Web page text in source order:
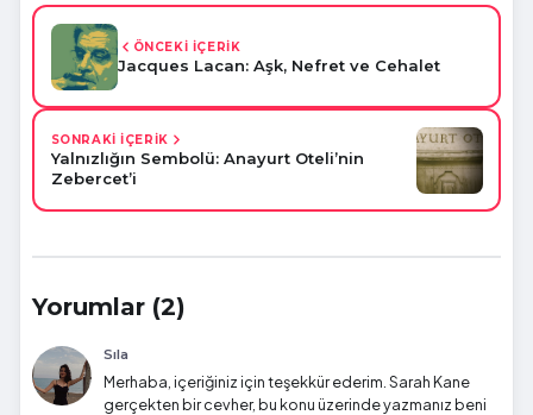
ÖNCEKİ İÇERİK
Jacques Lacan: Aşk, Nefret ve Cehalet
SONRAKİ İÇERİK
Yalnızlığın Sembolü: Anayurt Oteli’nin
Zebercet’i
Yorumlar (2)
Sıla
Merhaba, içeriğiniz için teşekkür ederim. Sarah Kane
gerçekten bir cevher, bu konu üzerinde yazmanız beni